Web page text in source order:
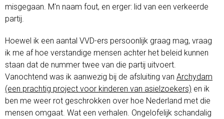
misgegaan. M'n naam fout, en erger: lid van een verkeerde
partij.
Hoewel ik een aantal VVD-ers persoonlijk graag mag, vraag
ik me af hoe verstandige mensen achter het beleid kunnen
staan dat de nummer twee van die partij uitvoert.
Vanochtend was ik aanwezig bij de afsluiting van Archydam
(een prachtig project voor kinderen van asielzoekers) en ik
ben me weer rot geschrokken over hoe Nederland met die
mensen omgaat. Wat een verhalen. Ongelofelijk schandalig